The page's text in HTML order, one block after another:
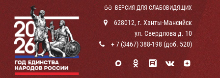
ВЕРСИЯ ДЛЯ СЛАБОВИДЯЩИХ
628012, г. Ханты-Мансийск
ул. Свердлова д. 10
+ 7 (3467) 388-198 (доб. 520)